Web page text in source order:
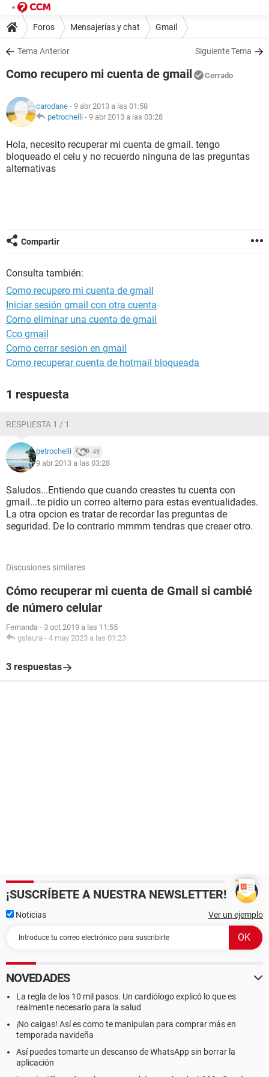
Foros Mensajerías y chat Gmail
Tema Anterior Siguiente Tema
Como recupero mi cuenta de gmail Cerrado
carodane - 9 abr 2013 a las 01:58
petrochelli - 9 abr 2013 a las 03:28
Hola, necesito recuperar mi cuenta de gmail. tengo
bloqueado el celu y no recuerdo ninguna de las preguntas
alternativas
Compartir
Consulta también:
Como recupero mi cuenta de gmail
Iniciar sesión gmail con otra cuenta
Como eliminar una cuenta de gmail
Cco gmail
Como cerrar sesion en gmail
Como recuperar cuenta de hotmail bloqueada
1 respuesta
RESPUESTA 1 / 1
petrochelli 49
9 abr 2013 a las 03:28
Saludos...Entiendo que cuando creastes tu cuenta con
gmail...te pidio un correo alterno para estas eventualidades.
La otra opcion es tratar de recordar las preguntas de
seguridad. De lo contrario mmmm tendras que creaer otro.
Discusiones similares
Cómo recuperar mi cuenta de Gmail si cambié
de número celular
Fernanda - 3 oct 2019 a las 11:55
gslaura - 4 may 2023 a las 01:23
3 respuestas
¡SUSCRÍBETE A NUESTRA NEWSLETTER!
Noticias Ver un ejemplo
NOVEDADES
La regla de los 10 mil pasos. Un cardiólogo explicó lo que es
realmente necesario para la salud
¡No caigas! Así es como te manipulan para comprar más en
temporada navideña
Así puedes tomarte un descanso de WhatsApp sin borrar la
aplicación